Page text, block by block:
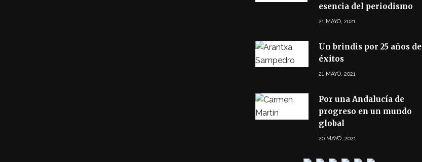
esencia del periodismo
21 MAYO, 2021
Un brindis por 25 años de
éxitos
21 MAYO, 2021
Por una Andalucía de
progreso en un mundo
global
20 MAYO, 2021